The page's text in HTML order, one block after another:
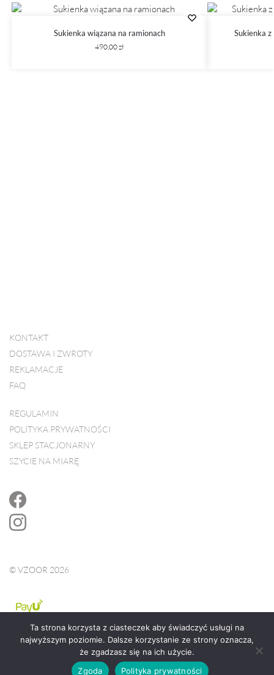
Sukienka wiązana na ramionach
490,00zł
Sukienka
KONTAKT
DOSTAWA I ZWROTY
REKLAMACJE
FAQ
REGULAMIN
POLITYKA PRYWATNOŚCI
SKLEP STACJONARNY
SZYCIE NA MIARĘ
© VZOOR 2026
Ta strona korzysta z ciasteczek aby świadczyć usługi na
najwyższym poziomie. Dalsze korzystanie ze strony oznacza,
że zgadzasz się na ich użycie.
Zgoda
Polityka prywatności